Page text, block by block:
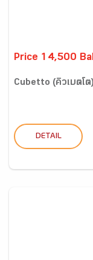
Price 14,500
Cubetto (คิวเบตโ
DETAIL